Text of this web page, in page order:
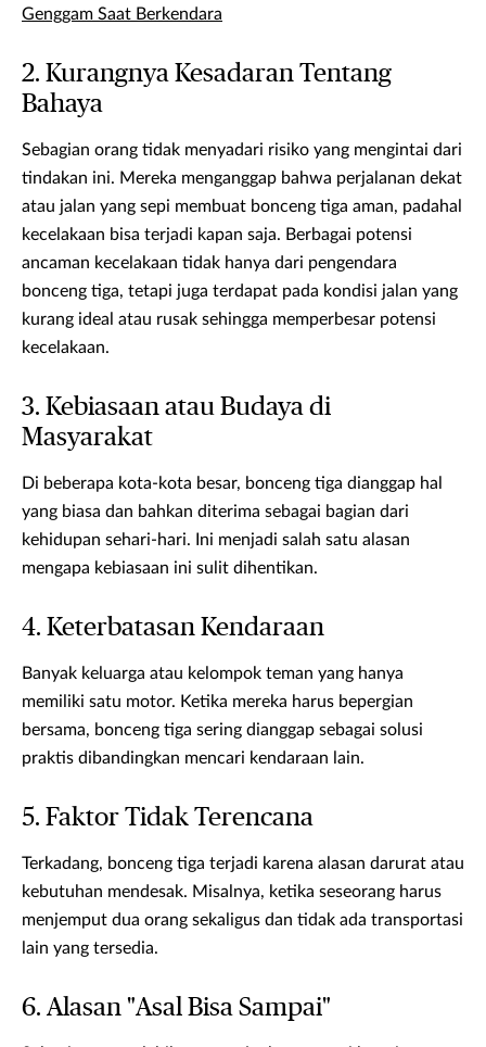
Genggam Saat Berkendara
2. Kurangnya Kesadaran Tentang
Bahaya
Sebagian orang tidak menyadari risiko yang mengintai dari
tindakan ini. Mereka menganggap bahwa perjalanan dekat
atau jalan yang sepi membuat bonceng tiga aman, padahal
kecelakaan bisa terjadi kapan saja. Berbagai potensi
ancaman kecelakaan tidak hanya dari pengendara
bonceng tiga, tetapi juga terdapat pada kondisi jalan yang
kurang ideal atau rusak sehingga memperbesar potensi
kecelakaan.
3. Kebiasaan atau Budaya di
Masyarakat
Di beberapa kota-kota besar, bonceng tiga dianggap hal
yang biasa dan bahkan diterima sebagai bagian dari
kehidupan sehari-hari. Ini menjadi salah satu alasan
mengapa kebiasaan ini sulit dihentikan.
4. Keterbatasan Kendaraan
Banyak keluarga atau kelompok teman yang hanya
memiliki satu motor. Ketika mereka harus bepergian
bersama, bonceng tiga sering dianggap sebagai solusi
praktis dibandingkan mencari kendaraan lain.
5. Faktor Tidak Terencana
Terkadang, bonceng tiga terjadi karena alasan darurat atau
kebutuhan mendesak. Misalnya, ketika seseorang harus
menjemput dua orang sekaligus dan tidak ada transportasi
lain yang tersedia.
6. Alasan "Asal Bisa Sampai"